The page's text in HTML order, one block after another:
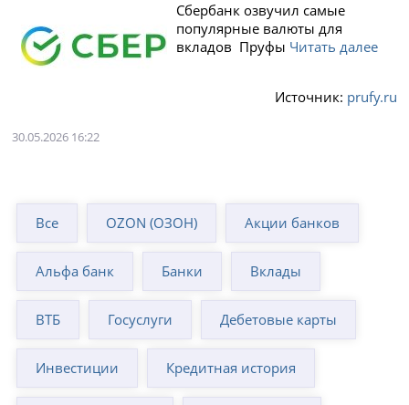
Сбербанк озвучил самые
популярные валюты для
вкладов Пруфы Читать далее
Источник: prufy.ru
30.05.2026 16:22
Все OZON (ОЗОН) Акции банков
Альфа банк Банки Вклады
ВТБ Госуслуги Дебетовые карты
Инвестиции Кредитная история